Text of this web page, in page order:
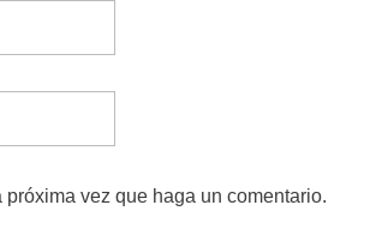
vez que haga un comentario.